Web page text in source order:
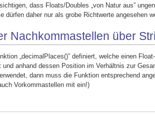
dass Floats/Doubles „von Natur aus”
dürfen daher nur als grobe Richtwerte angesehen
Nachkommastellen über
„decimalPlaces()” definiert, welche einen
anhand dessen Position im Verhältnis zur
dann muss die Funktion entsprechend
Vorkommastellen mit ein!)